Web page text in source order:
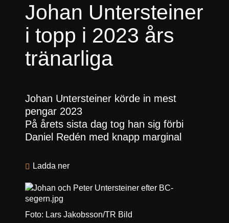
Foto: Lars Jakobsson/TR Bild
Johan Untersteiner
i topp i 2023 års
tränarliga
Johan Untersteiner körde in mest
pengar 2023
På årets sista dag tog han sig förbi
Daniel Redén med knapp marginal
Ladda ner